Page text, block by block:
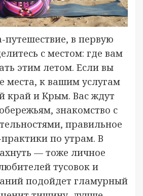
путешествие, в первую
с местом: где вам
этим летом. Если вы
места, к вашим услугам
край и Крым. Вас ждут
знакомство с
правильное
по утрам. В
— тоже личное
тусовок и
подойдет гламурный